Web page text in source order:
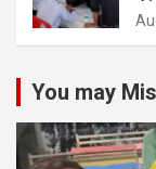
You may